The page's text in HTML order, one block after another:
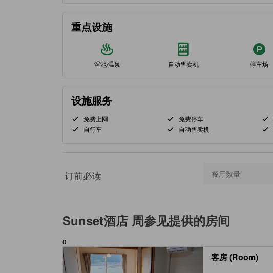
重点设施
浴池/温泉 自动售卖机 停车场
设施服务
免费上网 免费停车
自行车
自动售卖机
订前必读 餐厅数量
Sunset酒店 周参见提供的房间
0
客房 (Room)